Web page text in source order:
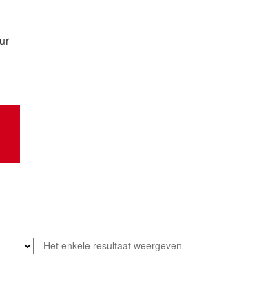
Het enkele resultaat weergeven